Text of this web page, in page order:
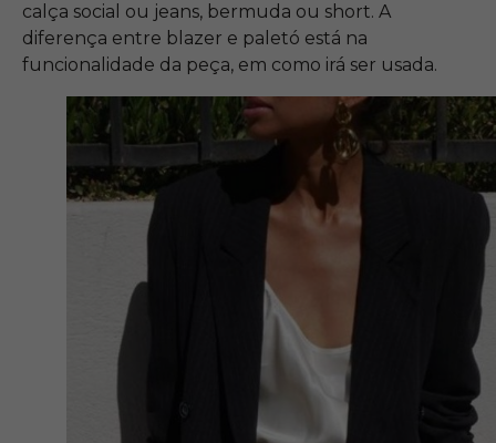
calça social ou jeans, bermuda ou short. A
diferença entre blazer e paletó está na
funcionalidade da peça, em como irá ser usada.